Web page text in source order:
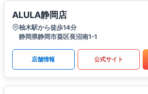
ALULA静岡店
柚木駅から徒歩14分
静岡県静岡市葵区長沼南1-1
店舗情報 公式サイト